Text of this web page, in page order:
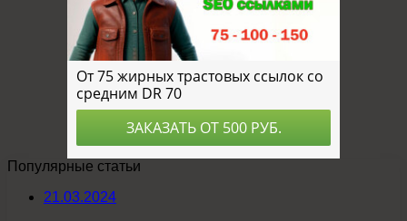
Популярные статьи
21.03.2024